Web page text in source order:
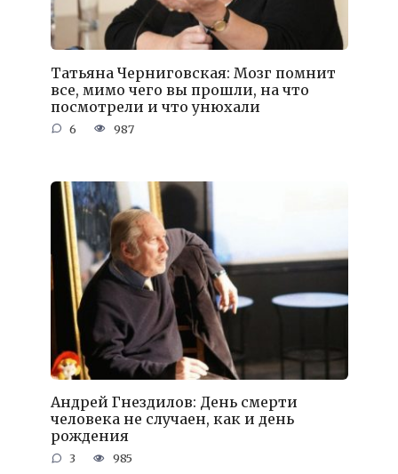
Татьяна Черниговская: Мозг помнит
все, мимо чего вы прошли, на что
посмотрели и что унюхали
6 987
Андрей Гнездилов: День смерти
человека не случаен, как и день
рождения
3 985